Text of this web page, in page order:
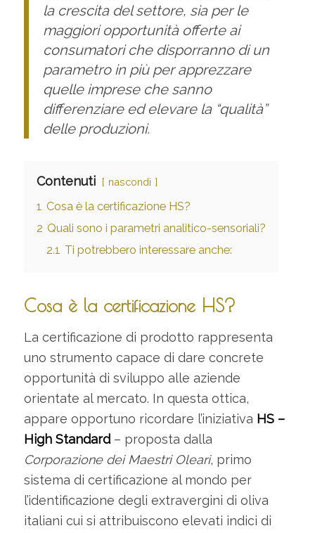
la crescita del settore, sia per le
maggiori opportunità offerte ai
consumatori che disporranno di un
parametro in più per apprezzare
quelle imprese che sanno
differenziare ed elevare la “qualità”
delle produzioni.
Contenuti nascondi
1 Cosa è la certificazione HS?
2 Quali sono i parametri analitico-sensoriali?
2.1 Ti potrebbero interessare anche:
Cosa è la certificazione HS?
La certificazione di prodotto rappresenta
uno strumento capace di dare concrete
opportunità di sviluppo alle aziende
orientate al mercato. In questa ottica,
appare opportuno ricordare l’iniziativa HS –
High Standard– proposta dalla
Corporazione dei Maestri Oleari, primo
sistema di certificazione al mondo per
l’identificazione degli extravergini di oliva
italiani cui si attribuiscono elevati indici di